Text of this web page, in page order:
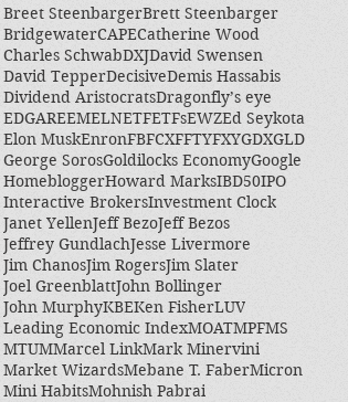
Breet SteenbargerBrett Steenbarger
BridgewaterCAPECatherine Wood
Charles SchwabDXJDavid Swensen
David TepperDecisiveDemis Hassabis
Dividend AristocratsDragonfly’s eye
EDGAREEMELNETFETFsEWZEd Seykota
Elon MuskEnronFBFCXFFTYFXYGDXGLD
George SorosGoldilocks EconomyGoogle
HomebloggerHoward MarksIBD50IPO
Interactive BrokersInvestment Clock
Janet YellenJeff BezoJeff Bezos
Jeffrey GundlachJesse Livermore
Jim ChanosJim RogersJim Slater
Joel GreenblattJohn Bollinger
John MurphyKBEKen FisherLUV
Leading Economic IndexMOATMPFMS
MTUMMarcel LinkMark Minervini
Market WizardsMebane T. FaberMicron
Mini HabitsMohnish Pabrai